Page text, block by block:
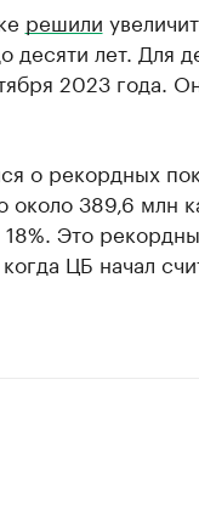
решили
десяти лет. Для
2023 года.
о рекордных
389,6 млн
Это
ЦБ начал